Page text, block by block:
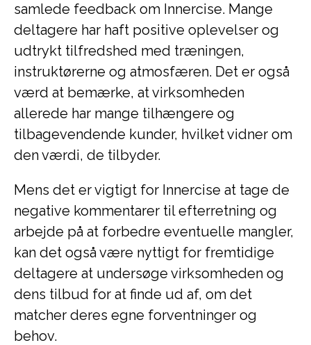
samlede feedback om Innercise. Mange
deltagere har haft positive oplevelser og
udtrykt tilfredshed med træningen,
instruktørerne og atmosfæren. Det er også
værd at bemærke, at virksomheden
allerede har mange tilhængere og
tilbagevendende kunder, hvilket vidner om
den værdi, de tilbyder.
Mens det er vigtigt for Innercise at tage de
negative kommentarer til efterretning og
arbejde på at forbedre eventuelle mangler,
kan det også være nyttigt for fremtidige
deltagere at undersøge virksomheden og
dens tilbud for at finde ud af, om det
matcher deres egne forventninger og
behov.